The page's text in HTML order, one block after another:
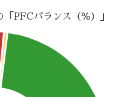
PFCバランス（％）」